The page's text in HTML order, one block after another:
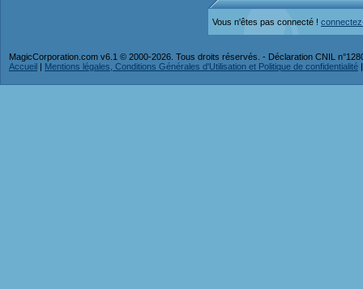
Vous n'êtes pas connecté !
MagicCorporation.com v6.1 © 2000-2026. Tous droits réservés. - Déclaration CNIL
Accueil | Mentions légales, Conditions Générales d'Utilisation et Politique de confidentialité